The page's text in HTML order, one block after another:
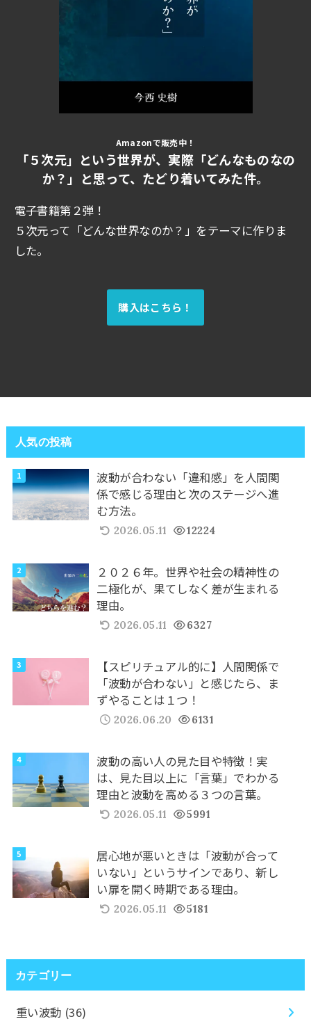
Amazonで販売中！
「５次元」という世界が、実際「どんなものなの
か？」と思って、たどり着いてみた件。
電子書籍第２弾！
５次元って「どんな世界なのか？」をテーマに作りま
した。
購入はこちら！
人気の投稿
波動が合わない「違和感」を人間関
係で感じる理由と次のステージへ進
む方法。
2026.05.11 12224
２０２６年。世界や社会の精神性の
二極化が、果てしなく差が生まれる
理由。
2026.05.11 6327
【スピリチュアル的に】人間関係で
「波動が合わない」と感じたら、ま
ずやることは１つ！
2026.06.20 6131
波動の高い人の見た目や特徴！実
は、見た目以上に「言葉」でわかる
理由と波動を高める３つの言葉。
2026.05.11 5991
居心地が悪いときは「波動が合って
いない」というサインであり、新し
い扉を開く時期である理由。
2026.05.11 5181
カテゴリー
重い波動 (36)